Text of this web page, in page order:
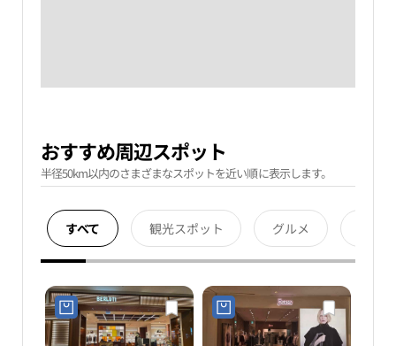
おすすめ周辺スポット
半径50km以内のさまざまなスポットを近い順に表示します。
すべて 観光スポット グルメ